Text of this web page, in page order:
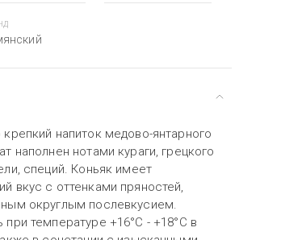
напиток медово-янтарного
наполнен нотами кураги, грецкого
специй. Коньяк имеет
вкус с оттенками пряностей,
округлым послевкусием.
при температуре +16°С - +18°С в